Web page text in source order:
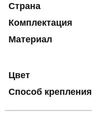
Страна
Комплектация
Материал
Цвет
Способ крепления